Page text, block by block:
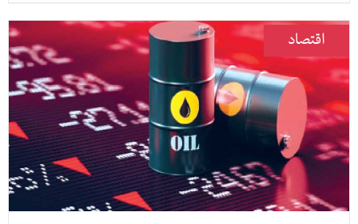
اقتصاد